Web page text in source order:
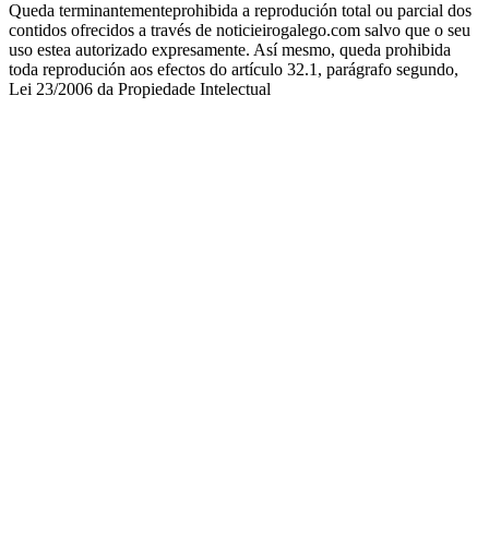
Queda terminantementeprohibida a reprodución total ou parcial dos
contidos ofrecidos a través de noticieirogalego.com salvo que o seu
uso estea autorizado expresamente. Así mesmo, queda prohibida
toda reprodución aos efectos do artículo 32.1, parágrafo segundo,
Lei 23/2006 da Propiedade Intelectual